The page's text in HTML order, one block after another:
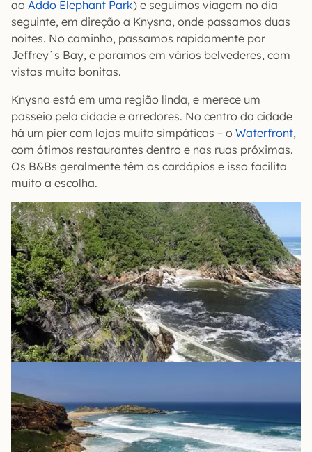
ao Addo Elephant Park) e seguimos viagem no dia
seguinte, em direção a Knysna, onde passamos duas
noites. No caminho, passamos rapidamente por
Jeffrey´s Bay, e paramos em vários belvederes, com
vistas muito bonitas.
Knysna está em uma região linda, e merece um
passeio pela cidade e arredores. No centro da cidade
há um píer com lojas muito simpáticas – o Waterfront,
com ótimos restaurantes dentro e nas ruas próximas.
Os B&Bs geralmente têm os cardápios e isso facilita
muito a escolha.